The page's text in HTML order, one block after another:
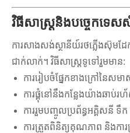
វិធីសាស្រ្តនិងបច្ចេកទ
ការសាងសង់ស្ថានីយ៍រថភ្លើងស៊ុមដ
ជាក់លាក់។ វិធីសាស្រ្តទូទៅរួមមាន:
ការរៀបចំផ្នែកខាងក្រៅនៃសម
ការផ្គុំនៅនឹងកន្លែងយ៉ាងឆាប់
ការរួមបញ្ចូលប្រព័ន្ធអគ្គិសនី ទឹ
ការត្រួតពិនិត្យគុណភាព និងការ